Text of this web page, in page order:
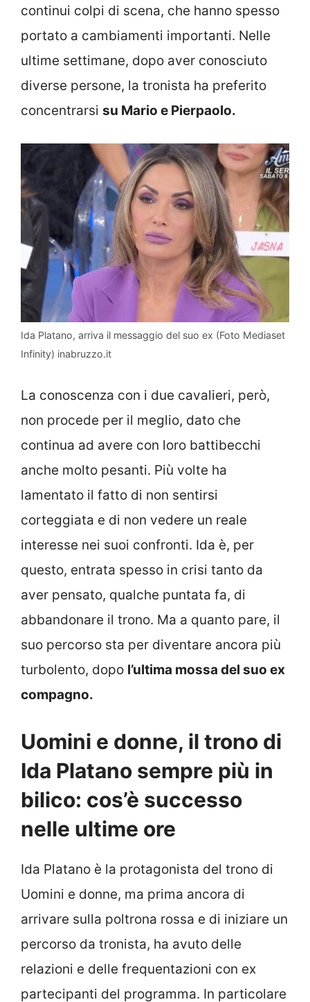
continui colpi di scena, che hanno spesso
portato a cambiamenti importanti. Nelle
ultime settimane, dopo aver conosciuto
diverse persone, la tronista ha preferito
concentrarsi su Mario e Pierpaolo.
Ida Platano, arriva il messaggio del suo ex (Foto Mediaset
Infinity) inabruzzo.it
La conoscenza con i due cavalieri, però,
non procede per il meglio, dato che
continua ad avere con loro battibecchi
anche molto pesanti. Più volte ha
lamentato il fatto di non sentirsi
corteggiata e di non vedere un reale
interesse nei suoi confronti. Ida è, per
questo, entrata spesso in crisi tanto da
aver pensato, qualche puntata fa, di
abbandonare il trono. Ma a quanto pare, il
suo percorso sta per diventare ancora più
turbolento, dopo l’ultima mossa del suo ex
compagno.
Uomini e donne, il trono di
Ida Platano sempre più in
bilico: cos’è successo
nelle ultime ore
Ida Platano è la protagonista del trono di
Uomini e donne, ma prima ancora di
arrivare sulla poltrona rossa e di iniziare un
percorso da tronista, ha avuto delle
relazioni e delle frequentazioni con ex
partecipanti del programma. In particolare